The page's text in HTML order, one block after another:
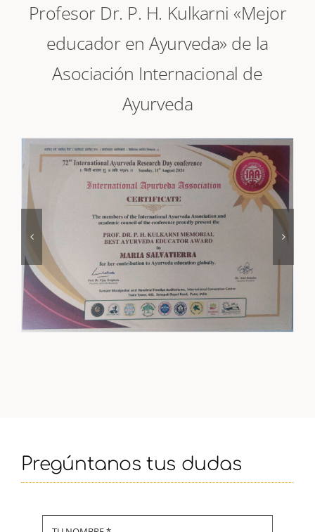
recibido el Premio en Memoria del
Profesor Dr. P. H. Kulkarni «Mejor
educador en Ayurveda» de la
Asociación Internacional de
Ayurveda